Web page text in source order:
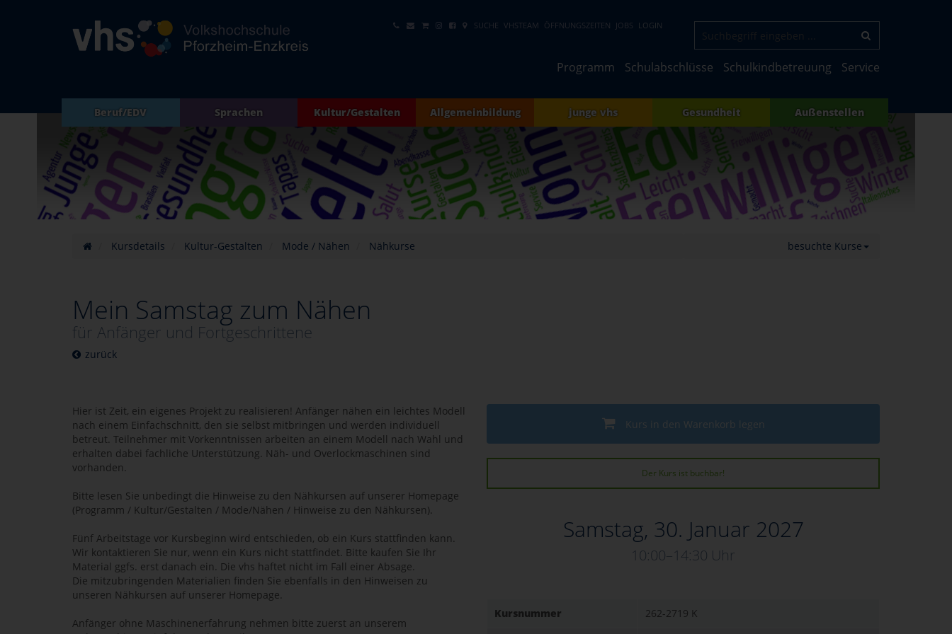
SUCHE VHSTEAM ÖFFNUNGSZEITEN JOBS LOGIN
Programm Schulabschlüsse Schulkindbetreuung Service
Beruf/EDV Sprachen Kultur/Gestalten Allgemeinbildung junge vhs Gesundheit Außenstellen
Kursdetails Kultur-Gestalten Mode / Nähen Nähkurse besuchte Kurse
Mein Samstag zum Nähen
für Anfänger und Fortgeschrittene
zurück
Kurs in den Warenkorb legen
Der Kurs ist buchbar!
Samstag, 30. Januar 2027
10:00–14:30 Uhr
Kursnummer 262-2719 K
Hier ist Zeit, ein eigenes Projekt zu realisieren! Anfänger nähen ein leichtes Modell
nach einem Einfachschnitt, den sie selbst mitbringen und werden individuell
betreut. Teilnehmer mit Vorkenntnissen arbeiten an einem Modell nach Wahl und
erhalten dabei fachliche Unterstützung. Näh- und Overlockmaschinen sind
vorhanden.
Bitte lesen Sie unbedingt die Hinweise zu den Nähkursen auf unserer Homepage
(Programm / Kultur/Gestalten / Mode/Nähen / Hinweise zu den Nähkursen).
Fünf Arbeitstage vor Kursbeginn wird entschieden, ob ein Kurs stattfinden kann.
Wir kontaktieren Sie nur, wenn ein Kurs nicht stattfindet. Bitte kaufen Sie Ihr
Material ggfs. erst danach ein. Die vhs haftet nicht im Fall einer Absage.
Die mitzubringenden Materialien finden Sie ebenfalls in den Hinweisen zu
unseren Nähkursen auf unserer Homepage.
Anfänger ohne Maschinenerfahrung nehmen bitte zuerst an unserem